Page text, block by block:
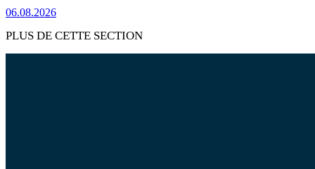
06.08.2026
PLUS DE CETTE SECTION